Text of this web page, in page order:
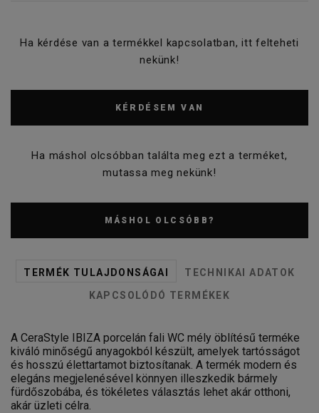
Ha kérdése van a termékkel kapcsolatban, itt felteheti
nekünk!
KÉRDÉSEM VAN
Ha máshol olcsóbban találta meg ezt a terméket,
mutassa meg nekünk!
MÁSHOL OLCSÓBB?
TERMÉK TULAJDONSÁGAI
TECHNIKAI ADATOK
KAPCSOLÓDÓ TERMÉKEK
A CeraStyle IBIZA porcelán fali WC mély öblítésű terméke
kiváló minőségű anyagokból készült, amelyek tartósságot
és hosszú élettartamot biztosítanak. A termék modern és
elegáns megjelenésével könnyen illeszkedik bármely
fürdőszobába, és tökéletes választás lehet akár otthoni,
akár üzleti célra.